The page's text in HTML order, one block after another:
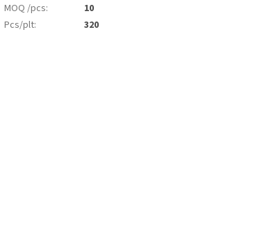
MOQ /pcs:
10
Pcs/plt: 320